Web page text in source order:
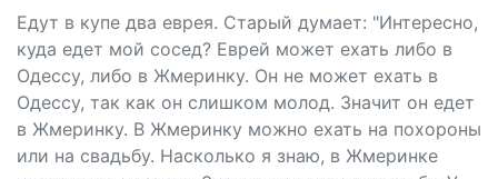
Едут в купе два еврея. Старый думает: "Интересно,
куда едет мой сосед? Еврей может ехать либо в
Одессу, либо в Жмеринку. Он не может ехать в
Одессу, так как он слишком молод. Значит он едет
в Жмеринку. В Жмеринку можно ехать на похороны
или на свадьбу. Насколько я знаю, в Жмеринке